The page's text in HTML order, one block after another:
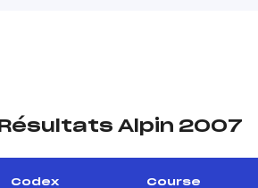
Résultats Alpin 2007
Codex Course